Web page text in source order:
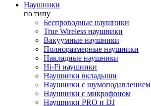
Наушники
по типу
Беспроводные наушники
True Wireless наушники
Вакуумные наушники
Полноразмерные наушники
Накладные наушники
Hi-Fi наушники
Наушники вкладыши
Наушники с шумоподавлением
Наушники с микрофоном
Наушники PRO и DJ